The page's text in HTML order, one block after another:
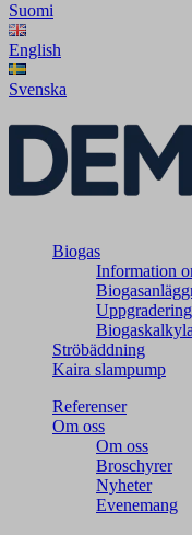
Suomi
English
Svenska
Biogas
Information
Ströbäddning
Kaira slampump
Referenser
Om oss
Om oss
Broschyrer
Nyheter
Evenemang